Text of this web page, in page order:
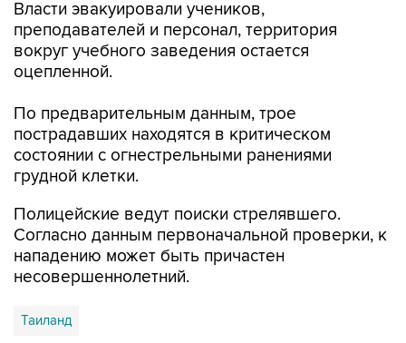
Власти эвакуировали учеников,
преподавателей и персонал, территория
вокруг учебного заведения остается
оцепленной.
По предварительным данным, трое
пострадавших находятся в критическом
состоянии с огнестрельными ранениями
грудной клетки.
Полицейские ведут поиски стрелявшего.
Согласно данным первоначальной проверки, к
нападению может быть причастен
несовершеннолетний.
Таиланд